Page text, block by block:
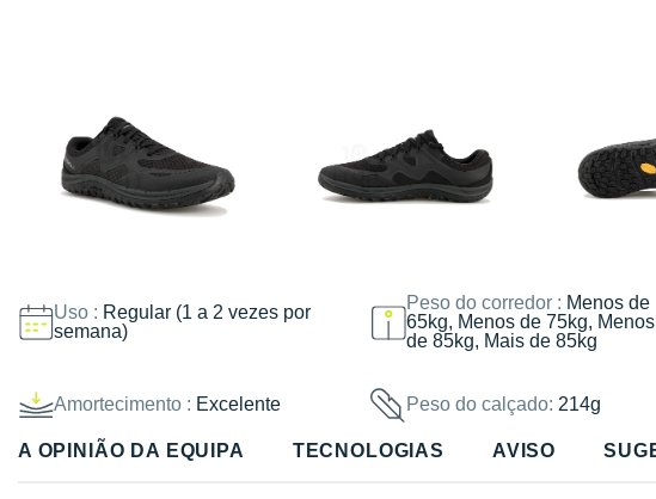
Uso : Regular (1 a 2 vezes por
semana)
Peso do corredor : Menos de
65kg, Menos de 75kg, Menos
de 85kg, Mais de 85kg
Amortecimento : Excelente Peso do calçado: 214g
A OPINIÃO DA EQUIPA TECNOLOGIAS AVISO